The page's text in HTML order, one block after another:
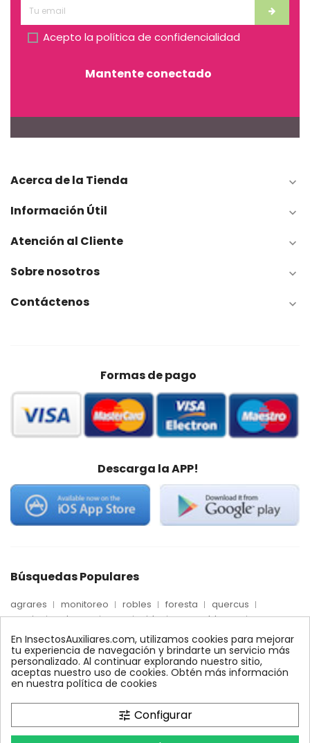
Acepto la política de confidencialidad
Mantente conectado
Acerca de la Tienda 
Información Útil 
Atención al Cliente 
Sobre nosotros 
Contáctenos 
Formas de pago
Descarga la APP!
Búsquedas Populares
agrares monitoreo robles foresta
quercus
precio
palmera max nido
mosca blanca
biologico
trips
dosis
alcornoques
conectores encinas
ynject
feromonas
conector quelato comprar
xilemax
control
araña roja bioline
ecologico
control biologico
amblyseius
En InsectosAuxiliares.com, utilizamos cookies para mejorar
tu experiencia de navegación y brindarte un servicio más
personalizado. Al continuar explorando nuestro sitio,
aceptas nuestro uso de cookies. Obtén más información
en nuestra política de cookies
tune Configurar